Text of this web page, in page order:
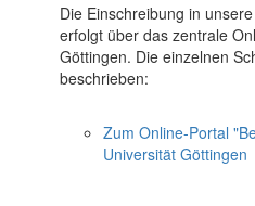
Die Einschreibung in unsere
erfolgt über das zentrale
Göttingen. Die einzelnen
beschrieben:
Zum Online-Portal
Universität Göttingen